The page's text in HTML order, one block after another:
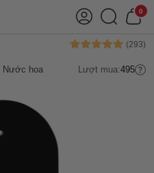
0
Nước hoa Lượt mua:495